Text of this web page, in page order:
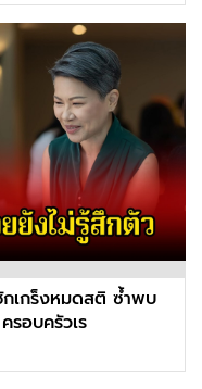
เกร็งหมดสติ ซ้ำพบ
รอบครัวเร